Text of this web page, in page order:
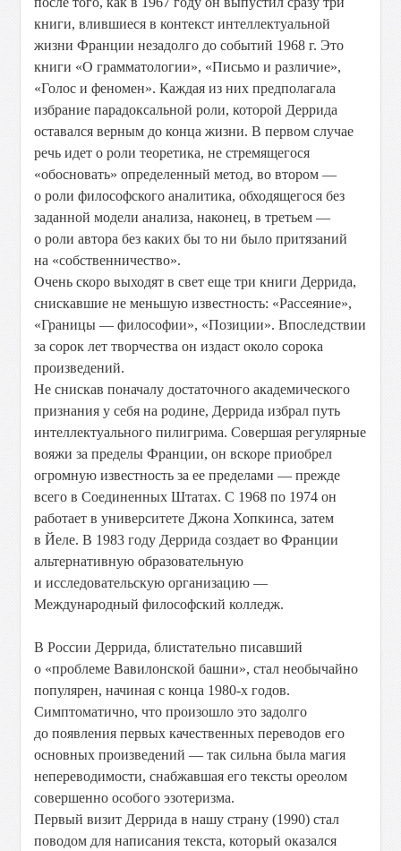
книги, влившиеся в контекст интеллектуальной
жизни Франции незадолго до событий 1968 г. Это
книги «О грамматологии», «Письмо и различие»,
«Голос и феномен». Каждая из них предполагала
избрание парадоксальной роли, которой Деррида
оставался верным до конца жизни. В первом случае
речь идет о роли теоретика, не стремящегося
«обосновать» определенный метод, во втором —
о роли философского аналитика, обходящегося без
заданной модели анализа, наконец, в третьем —
о роли автора без каких бы то ни было притязаний
на «собственничество».
Очень скоро выходят в свет еще три книги Деррида,
снискавшие не меньшую известность: «Рассеяние»,
«Границы — философии», «Позиции». Впоследствии
за сорок лет творчества он издаст около сорока
произведений.
Не снискав поначалу достаточного академического
признания у себя на родине, Деррида избрал путь
интеллектуального пилигрима. Совершая регулярные
вояжи за пределы Франции, он вскоре приобрел
огромную известность за ее пределами — прежде
всего в Соединенных Штатах. С 1968 по 1974 он
работает в университете Джона Хопкинса, затем
в Йеле. В 1983 году Деррида создает во Франции
альтернативную образовательную
и исследовательскую организацию —
Международный философский колледж.
В России Деррида, блистательно писавший
о «проблеме Вавилонской башни», стал необычайно
популярен, начиная с конца 1980-х годов.
Симптоматично, что произошло это задолго
до появления первых качественных переводов его
основных произведений — так сильна была магия
непереводимости, снабжавшая его тексты ореолом
совершенно особого эзотеризма.
Первый визит Деррида в нашу страну (1990) стал
поводом для написания текста, который оказался